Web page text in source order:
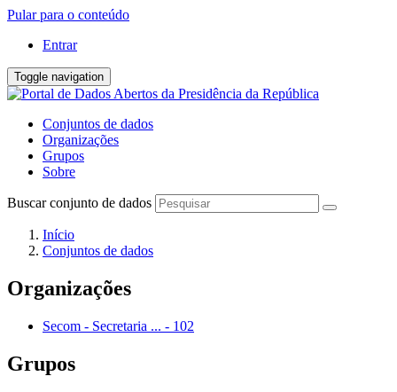
Pular para o conteúdo
Entrar
Toggle navigation
Conjuntos de dados
Organizações
Grupos
Sobre
Buscar conjunto de dados
Início
Conjuntos de dados
Organizações
Secom - Secretaria ... - 102
Grupos